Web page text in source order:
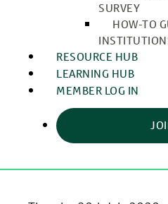
SURVEY
HOW-TO
RESOURCE HUB
LEARNING HUB
MEMBER LOG IN